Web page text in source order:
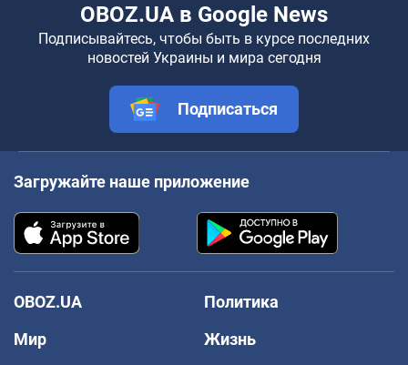
OBOZ.UA в Google News
Подписывайтесь, чтобы быть в курсе последних
новостей Украины и мира сегодня
Подписаться
Загружайте наше приложение
OBOZ.UA
Политика
Мир
Жизнь